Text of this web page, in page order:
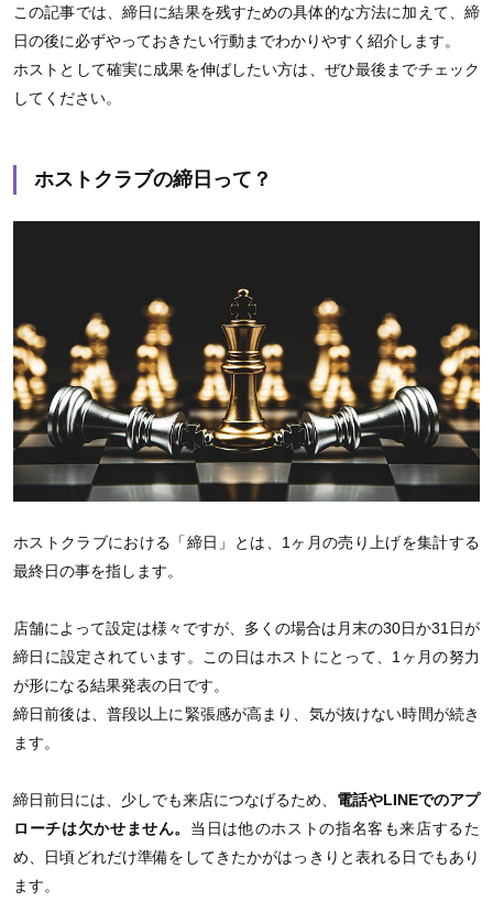
この記事では、締日に結果を残すための具体的な方法に加えて、締
日の後に必ずやっておきたい行動までわかりやすく紹介します。
ホストとして確実に成果を伸ばしたい方は、ぜひ最後までチェック
してください。
ホストクラブの締日って？
ホストクラブにおける「締日」とは、1ヶ月の売り上げを集計する
最終日の事を指します。
店舗によって設定は様々ですが、多くの場合は月末の30日か31日が
締日に設定されています。この日はホストにとって、1ヶ月の努力
が形になる結果発表の日です。
締日前後は、普段以上に緊張感が高まり、気が抜けない時間が続き
ます。
締日前日には、少しでも来店につなげるため、 電話やLINEでのアプ
ローチは欠かせません。 当日は他のホストの指名客も来店するた
め、日頃どれだけ準備をしてきたかがはっきりと表れる日でもあり
ます。